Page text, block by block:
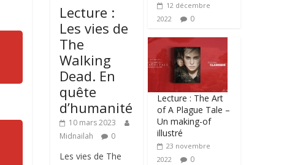
Lecture :
Les vies de
The
Walking
Dead. En
quête
d’humanité
10 mars 2023
Midnailah
0
Les vies de The
12 décembre
2022
0
Lecture : The Art
of A Plague Tale –
Un making-of
illustré
23 novembre
2022
0